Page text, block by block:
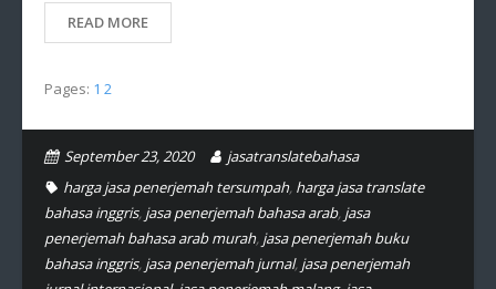
READ MORE
Pages: 1 2
September 23, 2020
jasatranslatebahasa
harga jasa penerjemah tersumpah, harga jasa translate
bahasa inggris, jasa penerjemah bahasa arab, jasa
penerjemah bahasa arab murah, jasa penerjemah buku
bahasa inggris, jasa penerjemah jurnal, jasa penerjemah